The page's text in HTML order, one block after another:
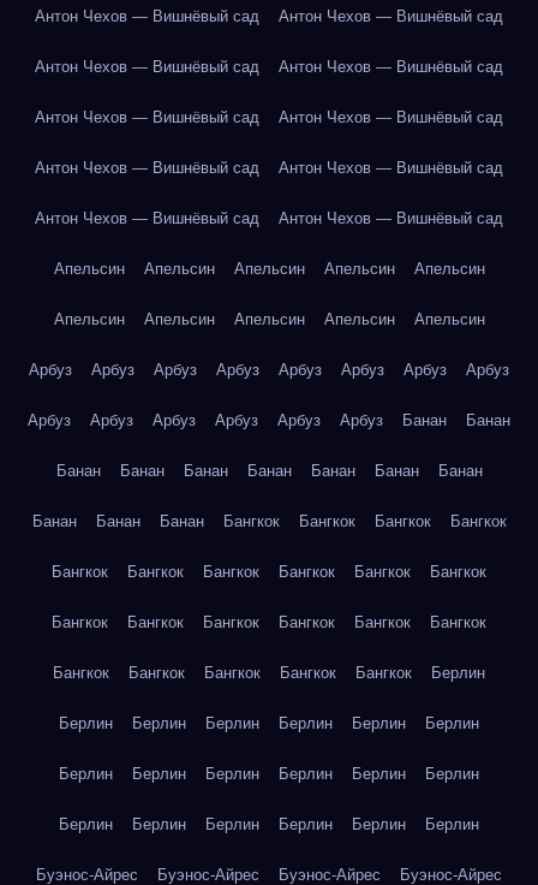
Антон Чехов — Вишнёвый сад Антон Чехов — Вишнёвый сад
Антон Чехов — Вишнёвый сад Антон Чехов — Вишнёвый сад
Антон Чехов — Вишнёвый сад Антон Чехов — Вишнёвый сад
Антон Чехов — Вишнёвый сад Антон Чехов — Вишнёвый сад
Антон Чехов — Вишнёвый сад Антон Чехов — Вишнёвый сад
Апельсин Апельсин Апельсин Апельсин Апельсин
Апельсин Апельсин Апельсин Апельсин Апельсин
Арбуз Арбуз Арбуз Арбуз Арбуз Арбуз Арбуз Арбуз
Арбуз Арбуз Арбуз Арбуз Арбуз Арбуз Банан Банан
Банан Банан Банан Банан Банан Банан Банан
Банан Банан Банан Бангкок Бангкок Бангкок Бангкок
Бангкок Бангкок Бангкок Бангкок Бангкок Бангкок
Бангкок Бангкок Бангкок Бангкок Бангкок Бангкок
Бангкок Бангкок Бангкок Бангкок Бангкок Берлин
Берлин Берлин Берлин Берлин Берлин Берлин
Берлин Берлин Берлин Берлин Берлин Берлин
Берлин Берлин Берлин Берлин Берлин Берлин
Буэнос-Айрес Буэнос-Айрес Буэнос-Айрес Буэнос-Айрес